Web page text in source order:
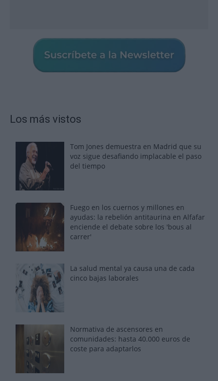
Los más vistos
Tom Jones demuestra en Madrid que su
voz sigue desafiando implacable el paso
del tiempo
Fuego en los cuernos y millones en
ayudas: la rebelión antitaurina en Alfafar
enciende el debate sobre los 'bous al
carrer'
La salud mental ya causa una de cada
cinco bajas laborales
Normativa de ascensores en
comunidades: hasta 40.000 euros de
coste para adaptarlos